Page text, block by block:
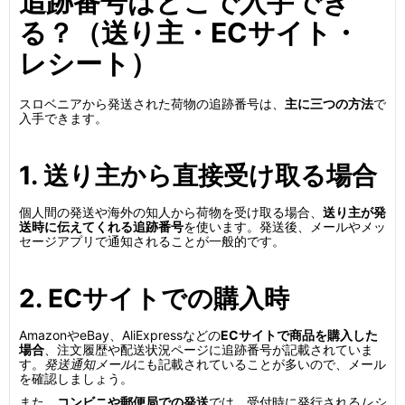
る？（送り主・ECサイト・
レシート）
スロベニアから発送された荷物の追跡番号は、 主に三つの方法で
入手できます。
1. 送り主から直接受け取る場合
個人間の発送や海外の知人から荷物を受け取る場合、 送り主が発
送時に伝えてくれる追跡番号を使います。発送後、メールやメッ
セージアプリで通知されることが一般的です。
2. ECサイトでの購入時
AmazonやeBay、AliExpressなどのECサイトで商品を購入した
場合 、注文履歴や配送状況ページに追跡番号が記載されていま
す。 発送通知メールにも記載されていることが多いので、メール
を確認しましょう。
また、
コンビニや郵便局での発送では、受付時に発行されるレシ